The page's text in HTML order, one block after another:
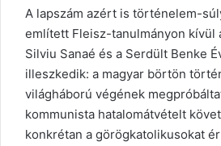
A lapszám azért is történelem-
említett Fleisz-tanulmányon kívül
Silviu Sanaé és a Serdült Benke
illeszkedik: a magyar börtön
világháború végének
kommunista hatalomátvételt
konkrétan a görögkatolikusokat